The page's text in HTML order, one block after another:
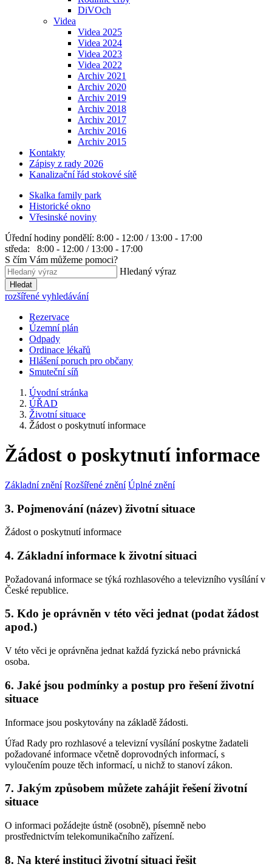
DiVOch
Videa
Videa 2025
Videa 2024
Videa 2023
Videa 2022
Archiv 2021
Archiv 2020
Archiv 2019
Archiv 2018
Archiv 2017
Archiv 2016
Archiv 2015
Kontakty
Zápisy z rady 2026
Kanalizační řád stokové sítě
Skalka family park
Historické okno
Vřesinské noviny
Úřední hodiny pondělí: 8:00 - 12:00 / 13:00 - 17:00
středa: 8:00 - 12:00 / 13:00 - 17:00
S čím Vám můžeme pomoci?
Hledaný výraz
Hledat
rozšířené vyhledávání
Rezervace
Územní plán
Odpady
Ordinace lékařů
Hlášení poruch pro občany
Smuteční síň
Úvodní stránka
ÚŘAD
Životní situace
Žádost o poskytnutí informace
Žádost o poskytnutí informace
Základní znění Rozšířené znění Úplné znění
3. Pojmenování (název) životní situace
Žádost o poskytnutí informace
4. Základní informace k životní situaci
Požadovaná informace se týká rozhlasového a televizního vysílání v
České republice.
5. Kdo je oprávněn v této věci jednat (podat žádost
apod.)
V této věci je oprávněna jednat každá fyzická nebo právnická
osoba.
6. Jaké jsou podmínky a postup pro řešení životní
situace
Informace jsou poskytovány na základě žádosti.
Úřad Rady pro rozhlasové a televizní vysílání poskytne žadateli
požadované informace včetně doprovodných informací, s
vyloučením pouze těch informací, u nichž to stanoví zákon.
7. Jakým způsobem můžete zahájit řešení životní
situace
O informaci požádejte ústně (osobně), písemně nebo
prostřednictvím telekomunikačního zařízení.
8. Na které instituci životní situaci řešit